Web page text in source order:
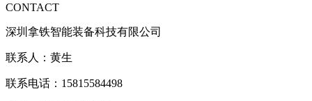
CONTACT
深圳拿铁智能装备科技有限公司
联系人：黄生
联系电话：15815584498